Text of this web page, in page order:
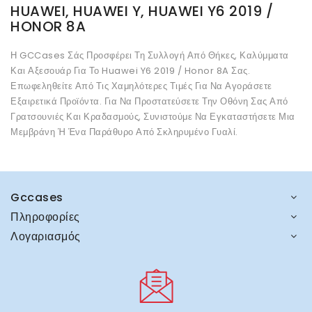
HUAWEI, HUAWEI Y, HUAWEI Y6 2019 /
HONOR 8A
Η GCCases Σάς Προσφέρει Τη Συλλογή Από Θήκες, Καλύμματα
Και Αξεσουάρ Για Το Huawei Y6 2019 / Honor 8A Σας.
Επωφεληθείτε Από Τις Χαμηλότερες Τιμές Για Να Αγοράσετε
Εξαιρετικά Προϊόντα. Για Να Προστατεύσετε Την Οθόνη Σας Από
Γρατσουνιές Και Κραδασμούς, Συνιστούμε Να Εγκαταστήσετε Μια
Μεμβράνη Ή Ένα Παράθυρο Από Σκληρυμένο Γυαλί.
Gccases
Πληροφορίες
Λογαριασμός